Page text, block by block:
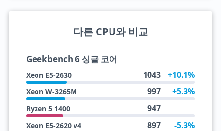
다른 CPU와 비교
Geekbench 6 싱글 코어
Xeon E5-2630 1043 +10.1%
Xeon W-3265M 997 +5.3%
Ryzen 5 1400 947
Xeon E5-2620 v4 897 -5.3%